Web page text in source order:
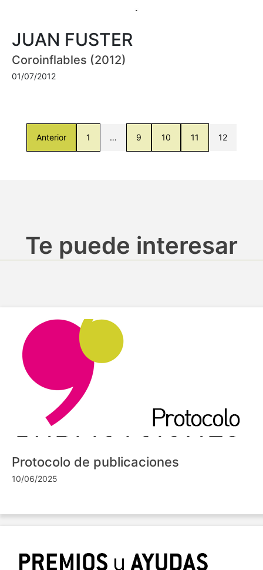
JUAN FUSTER
Coroinflables (2012)
01/07/2012
Anterior 1 … 9 10 11 12
Te puede interesar
Protocolo de publicaciones
10/06/2025